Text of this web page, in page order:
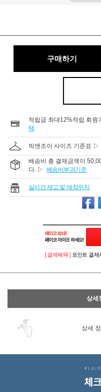
구매하기
적립금 최대12%적립 회
택
빅앤조이 사이즈 기준표 ▷
배송비 총 결제금액이
다. ▷ 배송비부과기준
실시간 재고 및 매장위치
[ 결제혜택 ] 포인트 결제
상세
상세